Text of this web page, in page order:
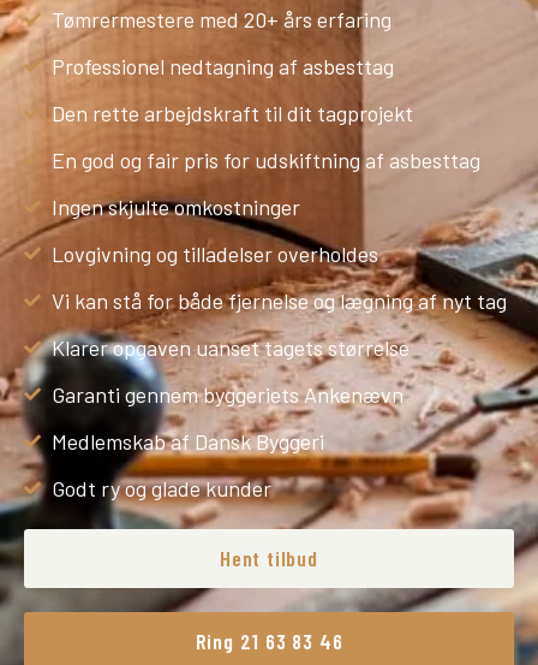
Tømrermestere med 20+ års erfaring
Professionel nedtagning af asbesttag
Den rette arbejdskraft til dit tagprojekt
En god og fair pris for udskiftning af asbesttag
Ingen skjulte omkostninger
Lovgivning og tilladelser overholdes
Vi kan stå for både fjernelse og lægning af nyt tag
Klarer opgaven uanset tagets størrelse
Garanti gennem byggeriets Ankenævn
Medlemskab af Dansk Byggeri
Godt ry og glade kunder
Hent tilbud
Ring 21 63 83 46